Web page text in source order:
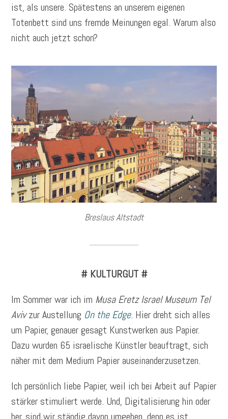
ist, als unsere. Spätestens an unserem eigenen
Totenbett sind uns fremde Meinungen egal. Warum also
nicht auch jetzt schon?
Breslaus Altstadt
# KULTURGUT #
Im Sommer war ich im Musa Eretz Israel Museum Tel
Avivzur Austellung On the Edge. Hier dreht sich alles
um Papier, genauer gesagt Kunstwerken aus Papier.
Dazu wurden 65 israelische Künstler beauftragt, sich
näher mit dem Medium Papier auseinanderzusetzen.
Ich persönlich liebe Papier, weil ich bei Arbeit auf Papier
stärker stimuliert werde. Und, Digitalisierung hin oder